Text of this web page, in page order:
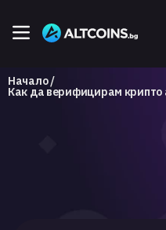
Начало
Как да верифицирам крипто